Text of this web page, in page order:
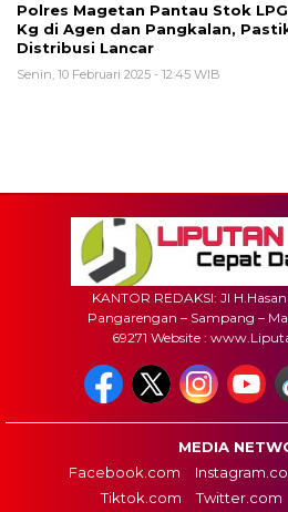
Polres Magetan Pantau Stok
Kg di Agen dan Pangkalan,
Distribusi Lancar
Senin, 10 Februari 2025 - 12:45 WIB
KANTOR REDAKSI: Jl
Pangarengan – Sampang –
69271 Website :
MEDIA
Facebook.com
Tiktok.com
Twitter.com